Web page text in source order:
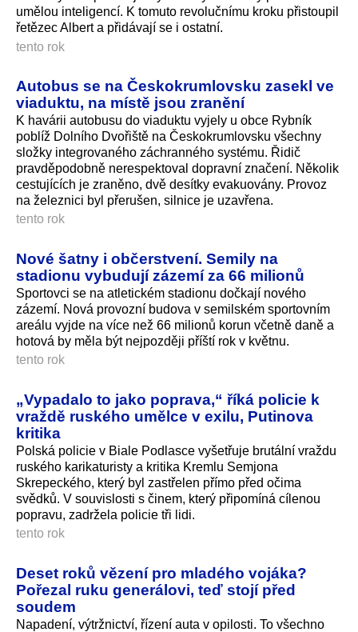
umělou inteligencí. K tomuto revolučnímu kroku přistoupil
řetězec Albert a přidávají se i ostatní.
tento rok
Autobus se na Českokrumlovsku zasekl ve
viaduktu, na místě jsou zranění
K havárii autobusu do viaduktu vyjely u obce Rybník
poblíž Dolního Dvořiště na Českokrumlovsku všechny
složky integrovaného záchranného systému. Řidič
pravděpodobně nerespektoval dopravní značení. Několik
cestujících je zraněno, dvě desítky evakuovány. Provoz
na železnici byl přerušen, silnice je uzavřena.
tento rok
Nové šatny i občerstvení. Semily na
stadionu vybudují zázemí za 66 milionů
Sportovci se na atletickém stadionu dočkají nového
zázemí. Nová provozní budova v semilském sportovním
areálu vyjde na více než 66 milionů korun včetně daně a
hotová by měla být nejpozději příští rok v květnu.
tento rok
„Vypadalo to jako poprava,“ říká policie k
vraždě ruského umělce v exilu, Putinova
kritika
Polská policie v Biale Podlasce vyšetřuje brutální vraždu
ruského karikaturisty a kritika Kremlu Semjona
Skrepeckého, který byl zastřelen přímo před očima
svědků. V souvislosti s činem, který připomíná cílenou
popravu, zadržela policie tři lidi.
tento rok
Deset roků vězení pro mladého vojáka?
Pořezal ruku generálovi, teď stojí před
soudem
Napadení, výtržnictví, řízení auta v opilosti. To všechno